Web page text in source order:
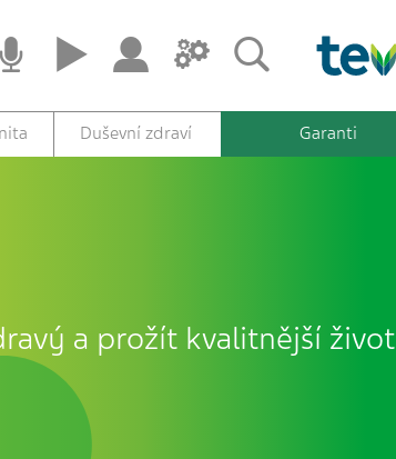
Duševní zdraví Garanti
a prožít kvalitnější život